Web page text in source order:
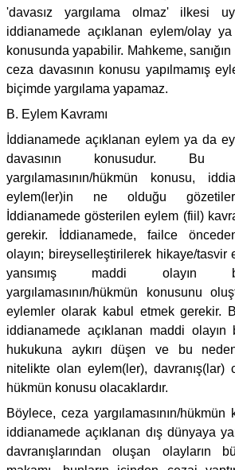
'davasız yargılama olmaz' ilkesi
iddianamede açıklanan eylem/olay
konusunda yapabilir. Mahkeme,
ceza davasının konusu yapılmamış
biçimde yargılama yapamaz.
B. Eylem Kavramı
İddianamede açıklanan eylem ya da
davasının konusudur. Bu
yargılamasının/hükmün konusu,
eylem(ler)in ne olduğu
İddianamede gösterilen eylem (fiil)
gerekir. İddianamede, failce
olayın; bireyselleştirilerek hikaye/tasvir
yansımış maddi olayın
yargılamasının/hükmün konusunu
eylemler olarak kabul etmek gerekir.
iddianamede açıklanan maddi
hukukuna aykırı düşen ve bu
nitelikte olan eylem(ler), davranış(lar)
hükmün konusu olacaklardır.
Böylece, ceza yargılamasının/hükmün
iddianamede açıklanan dış dünyaya
davranışlarından oluşan olayların